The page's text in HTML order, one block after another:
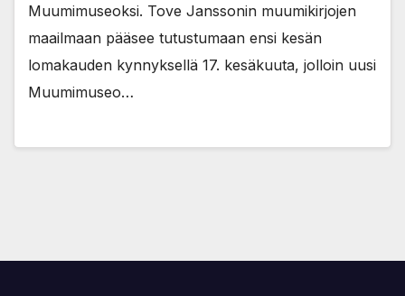
Muumimuseoksi. Tove Janssonin muumikirjojen
maailmaan pääsee tutustumaan ensi kesän
lomakauden kynnyksellä 17. kesäkuuta, jolloin uusi
Muumimuseo…